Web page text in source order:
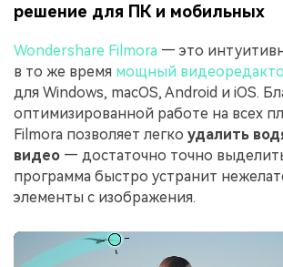
решение для ПК и мобильных
Wondershare Filmora — это
в то же время мощный
для Windows, macOS, Android и iOS.
оптимизированной работе на всех
Filmora позволяет легко удалить
видео — достаточно точно
программа быстро устранит
элементы с изображения.